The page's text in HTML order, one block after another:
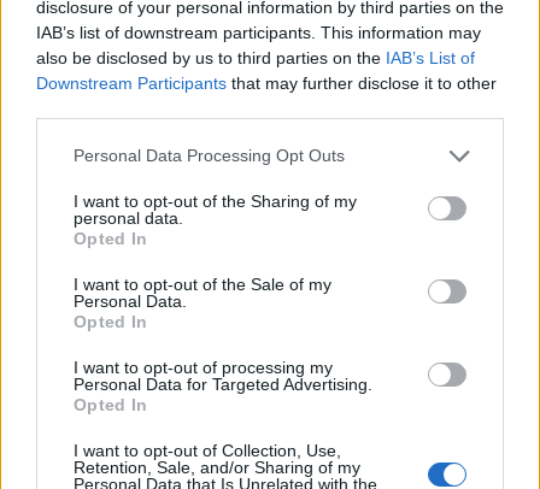
disclosure of your personal information by third parties on the
IAB’s list of downstream participants. This information may
also be disclosed by us to third parties on the IAB’s List of
Downstream Participants that may further disclose it to other
Please note that this website/app uses one or more Google
not limited to your visit or usage behaviour. You may click to
grant or deny consent to Google and its third-party tags to
use your data for below specified purposes in below Google
consent section.
Personal Data Processing Opt Outs
I want to opt-out of the Sharing of my
personal data.
Opted In
I want to opt-out of the Sale of my
Personal Data.
Opted In
I want to opt-out of processing my
Personal Data for Targeted Advertising.
Opted In
I want to opt-out of Collection, Use,
Retention, Sale, and/or Sharing of my
Personal Data that Is Unrelated with the
tetőcserepet!